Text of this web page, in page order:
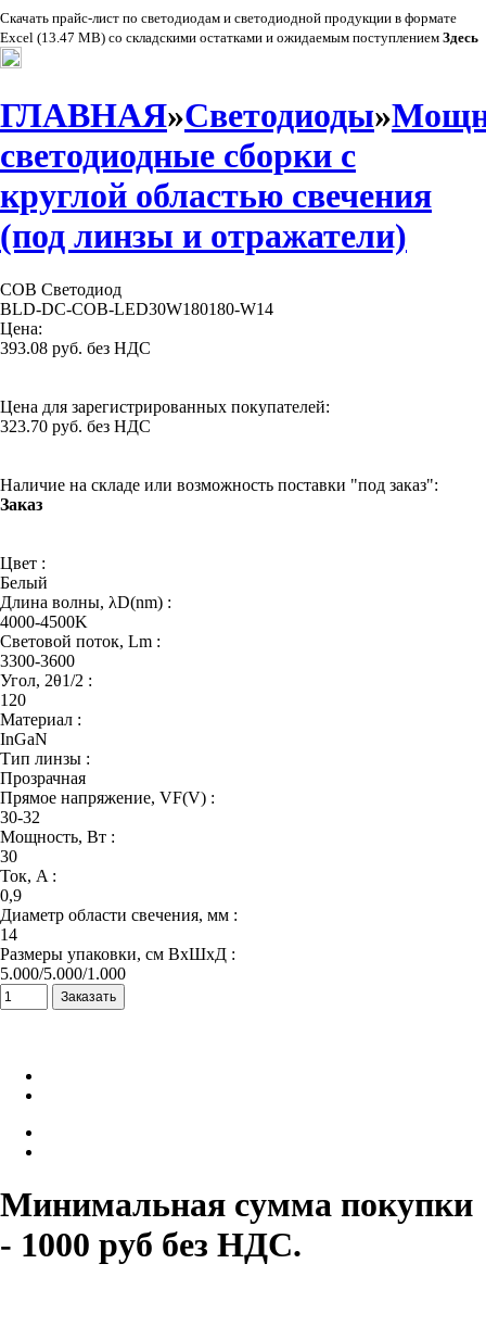
Скачать прайс-лист по светодиодам и светодиодной продукции в формате
Excel (13.47 MB) со складскими остатками и ожидаемым поступлением Здесь
ГЛАВНАЯ»Светодиоды»
светодиодные сборки с
круглой областью свечения
(под линзы и отражатели)
COB Светодиод
BLD-DC-COB-LED30W180180-W14
Цена:
393.08 руб. без НДС
Цена для зарегистрированных покупателей:
323.70 руб. без НДС
Наличие на складе или возможность поставки "под заказ":
Заказ
Цвет :
Белый
Длина волны, λD(nm) :
4000-4500K
Световой поток, Lm :
3300-3600
Угол, 2θ1/2 :
120
Материал :
InGaN
Тип линзы :
Прозрачная
Прямое напряжение, VF(V) :
30-32
Мощность, Вт :
30
Ток, A :
0,9
Диаметр области свечения, мм :
14
Размеры упаковки, см ВхШхД :
5.000/5.000/1.000
Минимальная сумма покупки
- 1000 руб без НДС.